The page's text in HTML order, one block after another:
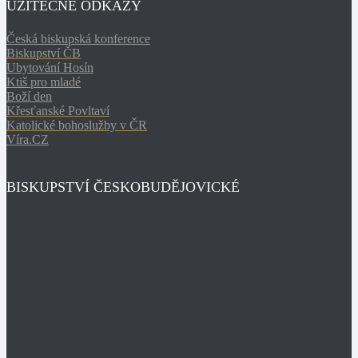
UŽITEČNÉ ODKAZY
Česká biskupská konference
Biskupství ČB
Ubytování Hosín
Ktiš pro mladé
Boží den
Křesťanské Povltaví
Katolické bohoslužby v ČR
Víra.CZ
BISKUPSTVÍ ČESKOBUDĚJOVICKÉ